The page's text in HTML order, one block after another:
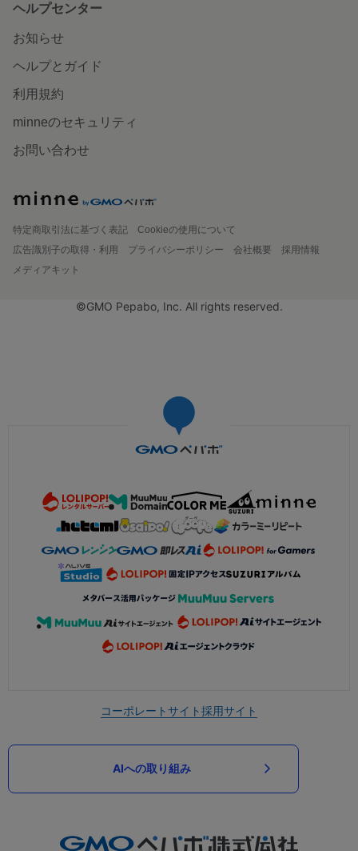
ヘルプセンター
お知らせ
ヘルプとガイド
利用規約
minneのセキュリティ
お問い合わせ
特定商取引法に基づく表記
Cookieの使用について
広告識別子の取得・利用
プライバシーポリシー 会社概要
採用情報
メディアキット
©GMO Pepabo, Inc. All rights reserved.
コーポレートサイト採用サイト
AIへの取り組み